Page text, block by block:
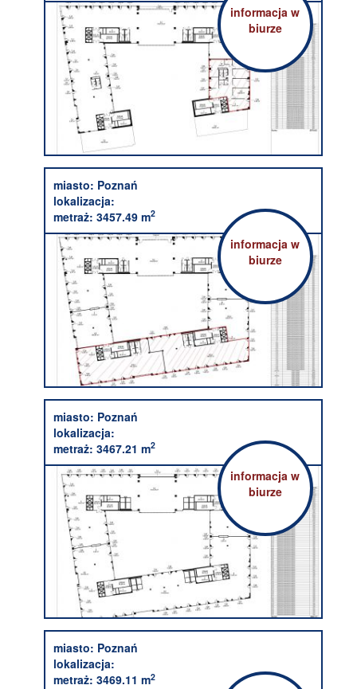
informacja w
biurze
miasto: Poznań
lokalizacja:
metraż: 3457.49 m2
informacja w
biurze
miasto: Poznań
lokalizacja:
metraż: 3467.21 m2
informacja w
biurze
miasto: Poznań
lokalizacja:
metraż: 3469.11 m2